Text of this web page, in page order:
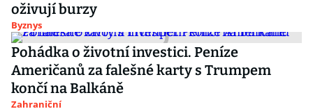
oživují burzy
Byznys
Pohádka o životní investici. Peníze
Američanů za falešné karty s Trumpem
končí na Balkáně
Zahraniční